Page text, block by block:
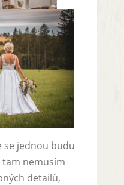
se jednou budu
nemusím
detailů,